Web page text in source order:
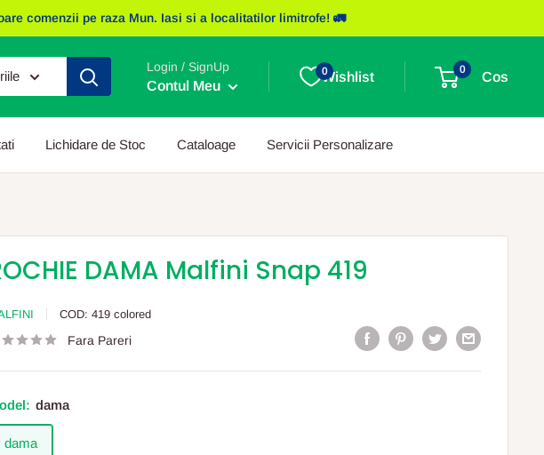
comenzii pe raza Mun. Iasi si a localitatilor limitrofe! 🚛
Login / SignUp
Contul Meu
Wishlist
0 0
Cos
Lichidare de Stoc Cataloage Servicii Personalizare
DAMA Malfini Snap 419
COD: 419 colored
Fara Pareri
dama
dama